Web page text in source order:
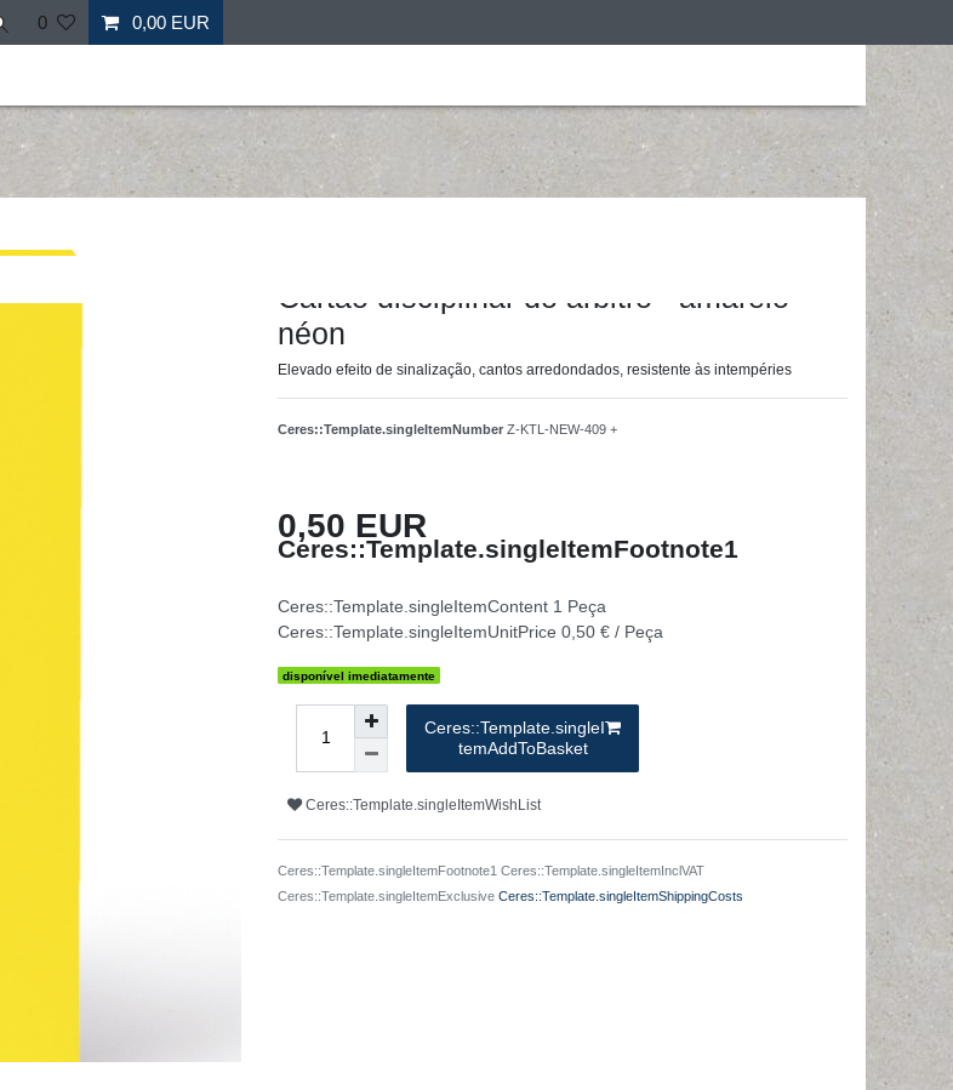
0 0,00 EUR
Mais desporto Ofertas especiais
Cartão disciplinar do árbitro - amarelo
néon
Elevado efeito de sinalização, cantos arredondados, resistente às intempéries
Ceres::Template.singleItemNumber Z-KTL-NEW-409 +
0,50 EUR
Ceres::Template.singleItemFootnote1
Ceres::Template.singleItemContent 1 Peça
Ceres::Template.singleItemUnitPrice 0,50 € / Peça
disponível imediatamente
Ceres::Template.singleI
temAddToBasket
Ceres::Template.singleItemWishList
Ceres::Template.singleItemFootnote1 Ceres::Template.singleItemInclVAT
Ceres::Template.singleItemExclusive Ceres::Template.singleItemShippingCosts